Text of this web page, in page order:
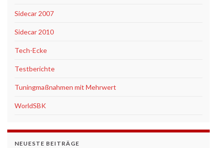
Sidecar 2007
Sidecar 2010
Tech-Ecke
Testberichte
Tuningmaßnahmen mit Mehrwert
WorldSBK
NEUESTE BEITRÄGE